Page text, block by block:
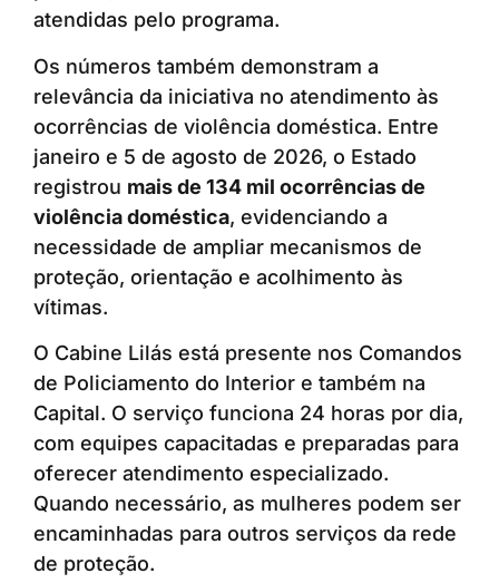
atendidas pelo programa.
Os números também demonstram a
relevância da iniciativa no atendimento às
ocorrências de violência doméstica. Entre
janeiro e 5 de agosto de 2026, o Estado
registrou mais de 134 mil ocorrências de
violência doméstica, evidenciando a
necessidade de ampliar mecanismos de
proteção, orientação e acolhimento às
vítimas.
O Cabine Lilás está presente nos Comandos
de Policiamento do Interior e também na
Capital. O serviço funciona 24 horas por dia,
com equipes capacitadas e preparadas para
oferecer atendimento especializado.
Quando necessário, as mulheres podem ser
encaminhadas para outros serviços da rede
de proteção.